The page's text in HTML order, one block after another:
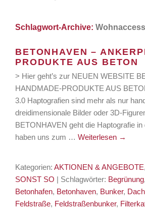
Schlagwort-Archive:
BETONHAVEN –
PRODUKTE AUS BETON
> Hier geht’s zur NEUEN WEBSITE
HANDMADE-PRODUKTE AUS
3.0 Haptografien sind mehr als nur
dreidimensionale Bilder oder 3D-
BETONHAVEN geht die Haptografie
haben uns zum …Weiterlesen →
Kategorien:AKTIONEN & ANGEBOTE,
SONST SO | Schlagwörter: Begrünung,
Betonhafen, Betonhaven, Bunker,
Feldstraße, Feldstraßenbunker,